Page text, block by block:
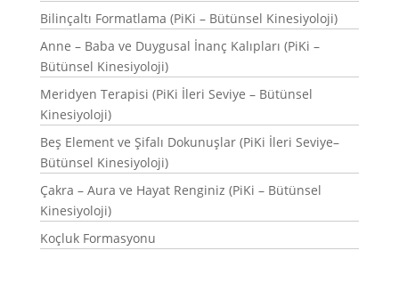
Bilinçaltı Formatlama (PiKi – Bütünsel Kinesiyoloji)
Anne – Baba ve Duygusal İnanç Kalıpları (PiKi –
Bütünsel Kinesiyoloji)
Meridyen Terapisi (PiKi İleri Seviye – Bütünsel
Kinesiyoloji)
Beş Element ve Şifalı Dokunuşlar (PiKi İleri Seviye–
Bütünsel Kinesiyoloji)
Çakra – Aura ve Hayat Renginiz (PiKi – Bütünsel
Kinesiyoloji)
Koçluk Formasyonu